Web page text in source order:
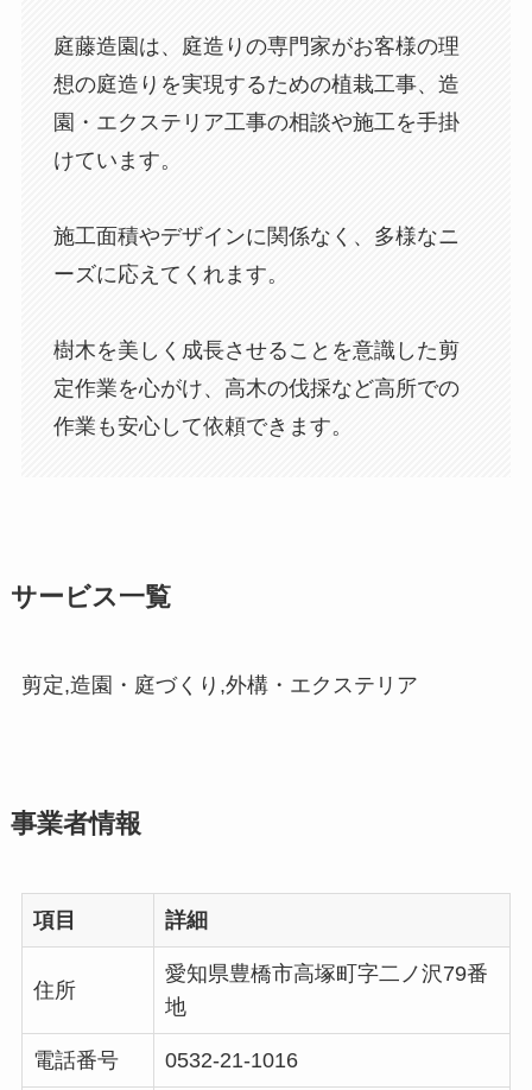
庭藤造園は、庭造りの専門家がお客様の理
想の庭造りを実現するための植栽工事、造
園・エクステリア工事の相談や施工を手掛
けています。
施工面積やデザインに関係なく、多様なニ
ーズに応えてくれます。
樹木を美しく成長させることを意識した剪
定作業を心がけ、高木の伐採など高所での
作業も安心して依頼できます。
サービス一覧
剪定,造園・庭づくり,外構・エクステリア
事業者情報
項目 詳細
住所
愛知県豊橋市高塚町字二ノ沢79番
地
電話番号 0532-21-1016